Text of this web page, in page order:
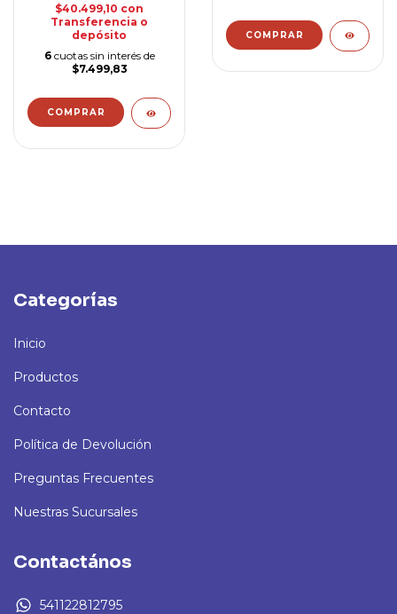
$40.499,10 con
Transferencia o
depósito
6 cuotas sin interés de
$7.499,83
Categorías
Inicio
Productos
Contacto
Política de Devolución
Preguntas Frecuentes
Nuestras Sucursales
Contactános
541122812795